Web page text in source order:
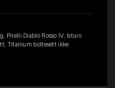
Pirelli Diablo Rosso IV, Istuin
Titanium boltesett ikke